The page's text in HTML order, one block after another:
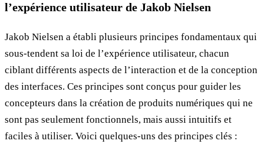
l’expérience utilisateur de Jakob Nielsen
Jakob Nielsen a établi plusieurs principes fondamentaux qui
sous-tendent sa loi de l’expérience utilisateur, chacun
ciblant différents aspects de l’interaction et de la conception
des interfaces. Ces principes sont conçus pour guider les
concepteurs dans la création de produits numériques qui ne
sont pas seulement fonctionnels, mais aussi intuitifs et
faciles à utiliser. Voici quelques-uns des principes clés :